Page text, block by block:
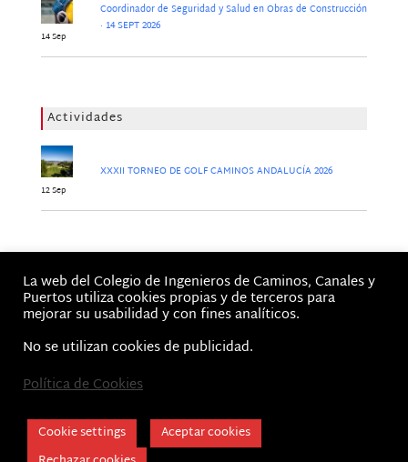
14 Sep
Coordinador de Seguridad y Salud en Obras de Construcción
· 14 SEPT 2026
Actividades
12 Sep
XXXII TORNEO DE GOLF CAMINOS ANDALUCÍA 2026
Jornadas
No hay Jornadas
Cookie Policy
La web del Colegio de Ingenieros de Caminos, Canales y
Puertos utiliza cookies propias y de terceros para
mejorar su usabilidad y con fines analíticos.
No se utilizan cookies de publicidad.
Política de Cookies
Cookie settings
Aceptar cookies